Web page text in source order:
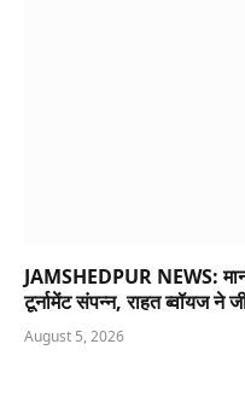
JAMSHEDPUR NEWS:
टूर्नामेंट संपन्न, राहत ब्वॉयज ने
August 5, 2026